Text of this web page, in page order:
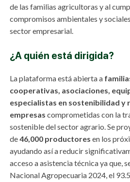
de las familias agricultoras y al
compromisos ambientales y
sector empresarial.
¿A quién está dirigida?
La plataforma está abierta a
cooperativas, asociaciones,
especialistas en sostenibilidad y
empresas comprometidas con la
sostenible del sector agrario. Se
de46,000 productores en los
ayudando así a reducir
acceso a asistencia técnica ya que,
Nacional Agropecuaria 2024, el